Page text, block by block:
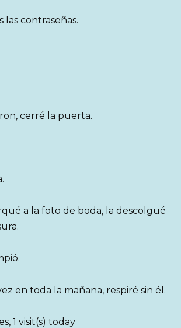
contraseñas.
cerré la puerta.
a la foto de boda, la descolgué
en toda la mañana, respiré sin él.
1 visit(s) today